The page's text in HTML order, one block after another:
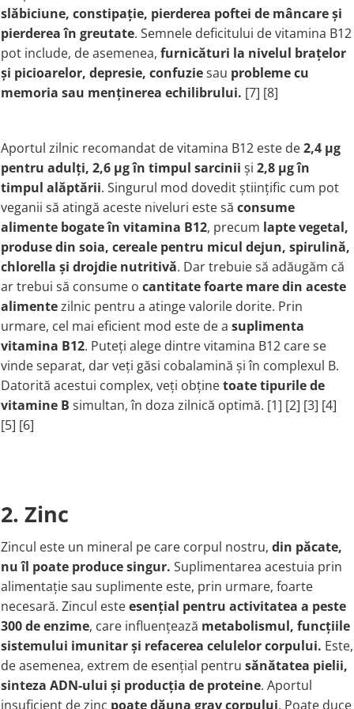
Ciuperci Medicinale
Triphala
Turmeric (Curcumin)
GLICOZAMINOGLICANI
Acid Hialuronic
Glucozamina
MSM (Metilsulfonilmetan)
NUTRITIE SPORTIVA
Pre-Workout
Stimulente Hormonale
Creatina
Tirozina
PARAZITI INTESTINALI
Pau D’Arco
Nuca Neagra
Berberina
Nuca Neagra
Nattokinase
Niacina (Vitamina B3)
O
Omega 3
Pau D’Arco
Piridoxina (Vitamina B6)
Potasiu
Pregnenolone
Probiotice
Pygeum
Panax Ginseng
Q
Quercetina
R
Rhodiola
Riboflavina (Vitamina B2)
Riboza
Rozmarin (Rosemary)
S
Saw Palmetto (Palmier Pitic)
Seleniu
Serapeptaza
Shiitake Mushroom
Silimarina Milk Thistle
Strontiu
Sulforafan (broccoli)
Sunatoare (St. John's Wort)
slăbiciune, constipație, pierderea poftei de mâncare și
pierderea în greutate. Semnele deficitului de vitamina B12
pot include, de asemenea, furnicături la nivelul brațelor
și picioarelor, depresie, confuziesau probleme cu
memoria sau menținerea echilibrului. [7] [8]
Aportul zilnic recomandat de vitamina B12 este de2,4 μg
pentru adulți, 2,6 μg în timpul sarcinii și 2,8 μg în
timpul alăptării. Singurul mod dovedit științific cum pot
veganii să atingă aceste niveluri este să consume
alimente bogate în vitamina B12, precum lapte vegetal,
produse din soia, cereale pentru micul dejun, spirulină,
chlorella și drojdie nutritivă. Dar trebuie să adăugăm că
ar trebui să consume o cantitate foarte mare din aceste
alimentezilnic pentru a atinge valorile dorite. Prin
urmare, cel mai eficient mod este de a suplimenta
vitamina B12. Puteți alege dintre vitamina B12 care se
vinde separat, dar veți găsi cobalamină și în complexul B.
Datorită acestui complex, veți obținetoate tipurile de
vitamine B simultan, în doza zilnică optimă. [1] [2] [3] [4]
[5] [6]
2. Zinc
Zincul este un mineral pe care corpul nostru, din păcate,
nu îl poate produce singur. Suplimentarea acestuia prin
alimentație sau suplimente este, prin urmare, foarte
necesară. Zincul esteesențial pentru activitatea a peste
300 de enzime, care influențează metabolismul, funcțiile
sistemului imunitar și refacerea celulelor corpului. Este,
de asemenea, extrem de esențial pentru sănătatea pielii,
sinteza ADN-ului și producția de proteine. Aportul
insuficient de zinc poate dăuna grav corpului. Poate duce